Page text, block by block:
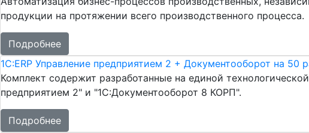
продукции на протяжении всего производственного процесса.
Подробнее
1С:ERP Управление предприятием 2 + Документооборот на 50
Комплект содержит разработанные на единой
предприятием 2" и "1С:Документооборот 8 КОРП".
Подробнее